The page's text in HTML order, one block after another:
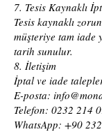
7. Tesis Kaynaklı
Tesis kaynaklı
müşteriye tam iade
tarih sunulur.
8. İletişim
İptal ve iade
E-posta:
Telefon: 0232 214
WhatsApp: +90